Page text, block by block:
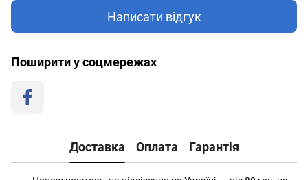
Написати відгук
Поширити у соцмережах
Доставка Оплата Гарантія